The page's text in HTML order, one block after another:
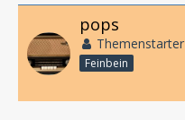
pops
Themenstarter
Feinbein